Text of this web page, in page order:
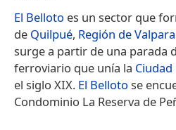
El Belloto es un sector que
de Quilpué, Región de
surge a partir de una parada
ferroviario que unía la
el siglo XIX. El Belloto se
Condominio La Reserva de